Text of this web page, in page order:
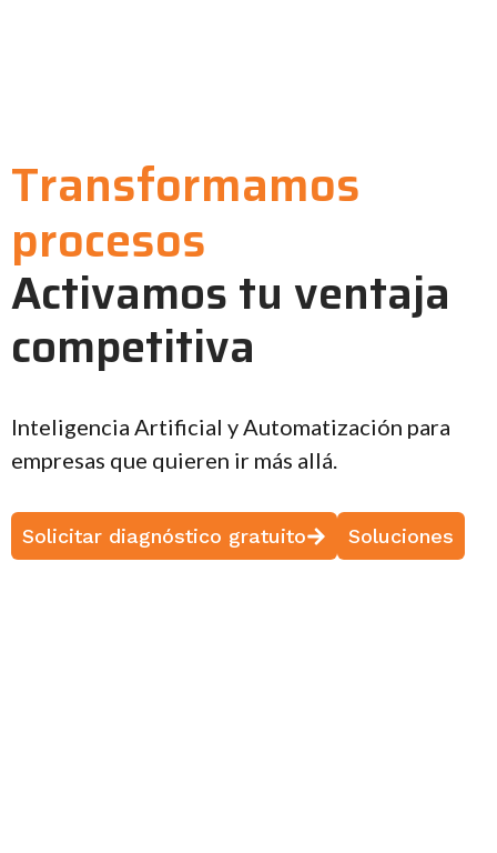
Transformamos
procesos
Activamos tu ventaja
competitiva
Inteligencia Artificial y Automatización para
empresas que quieren ir más allá.
Solicitar diagnóstico gratuito Soluciones